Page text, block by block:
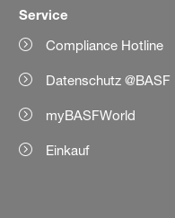
Service
Compliance Hotline
Datenschutz @BASF
myBASFWorld
Einkauf